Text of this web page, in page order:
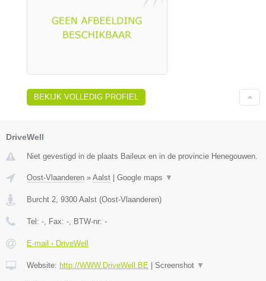
BEKIJK VOLLEDIG PROFIEL
DriveWell
Niet gevestigd in de plaats Baileux en in de provincie Henegouwen.
Oost-Vlaanderen » Aalst | Google maps ▼
Burcht 2 9300 Aalst (Oost-Vlaanderen)
Tel: - , Fax: - , BTW-nr: -
E-mail › DriveWell
Website: http://WWW.DriveWell.BE | Screenshot ▼